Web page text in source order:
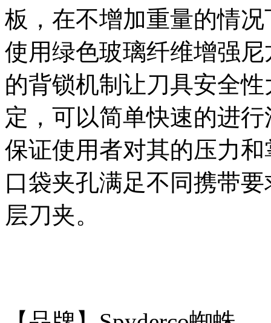
板，在不增加重量的情
使用绿色玻璃纤维增强尼
的背锁机制让刀具安全
定，可以简单快速的进
保证使用者对其的压力
口袋夹孔满足不同携带
层刀夹。